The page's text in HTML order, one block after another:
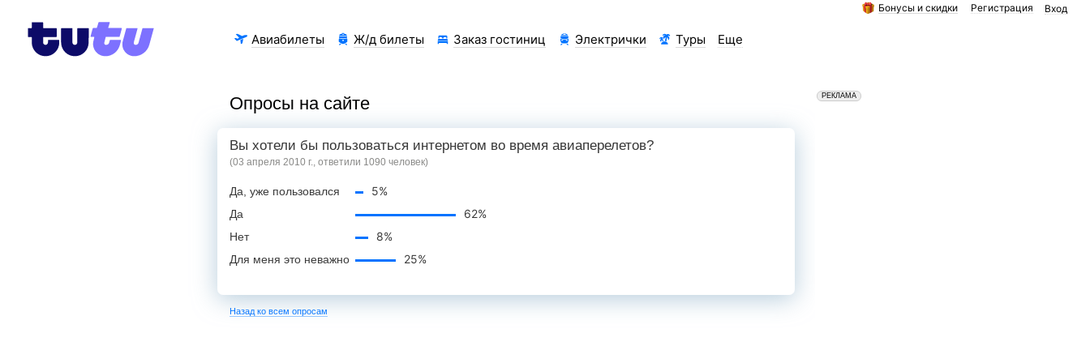
Авиабилеты Ж/д билеты Заказ гостиниц Электрички Туры Еще
Бонусы и скидки Вход
Регистрация
Опросы на сайте
Вы хотели бы пользоваться интернетом во время авиаперелетов?
(03 апреля 2010 г., ответили 1090 человек)
Да, уже пользовался 5%
Да 62%
Нет 8%
Для меня это неважно 25%
Назад ко всем опросам